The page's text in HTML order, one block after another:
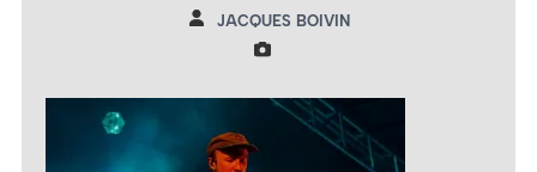
JACQUES BOIVIN